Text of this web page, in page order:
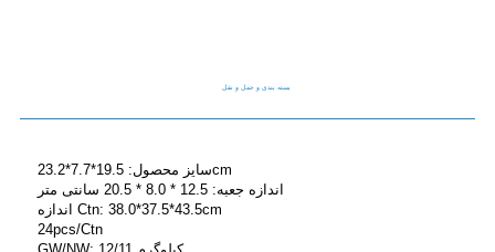
بسته بندی و حمل و نقل
سایز محصول: 19.5*7.7*23.2cm
اندازه جعبه: 12.5 * 8.0 * 20.5 سانتی متر
اندازه Ctn: 38.0*37.5*43.5cm
24pcs/Ctn